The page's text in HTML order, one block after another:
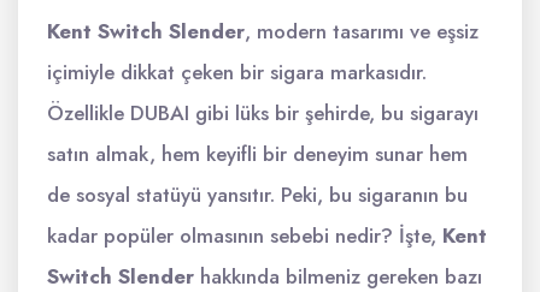
Kent Switch Slender, modern tasarımı ve eşsiz
içimiyle dikkat çeken bir sigara markasıdır.
Özellikle DUBAI gibi lüks bir şehirde, bu sigarayı
satın almak, hem keyifli bir deneyim sunar hem
de sosyal statüyü yansıtır. Peki, bu sigaranın bu
kadar popüler olmasının sebebi nedir? İşte, Kent
Switch Slender hakkında bilmeniz gereken bazı